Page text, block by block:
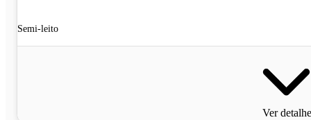
Semi-leito
Ver